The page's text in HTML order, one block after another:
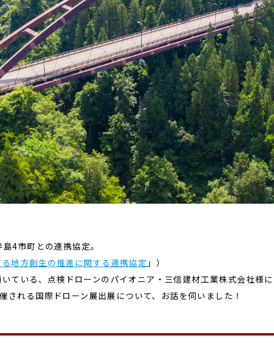
4市町との連携協定。
地方創生の推進に関する連携協定 」）
ている、点検ドローンのパイオニア・三信建材工業株式会社様
れる国際ドローン展出展について、お話を伺いました！